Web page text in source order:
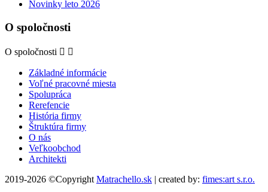
Novinky leto 2026
O spoločnosti
O spoločnosti  
Základné informácie
Voľné pracovné miesta
Spolupráca
Rerefencie
História firmy
Štruktúra firmy
O nás
Veľkoobchod
Architekti
2019-2026 ©Copyright Matrachello.sk | created by: fimes:art s.r.o.